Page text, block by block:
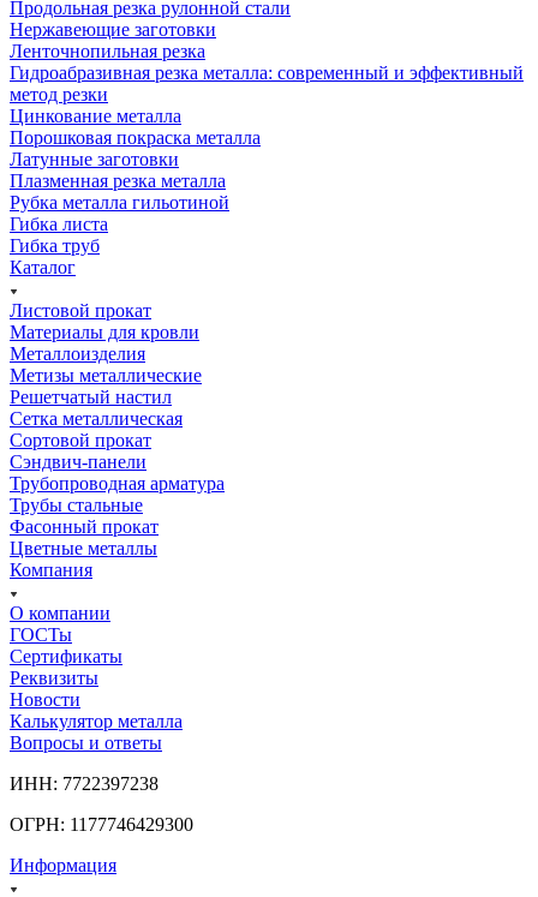
Продольная резка рулонной стали
Нержавеющие заготовки
Ленточнопильная резка
Гидроабразивная резка металла: современный и эффективный
метод резки
Цинкование металла
Порошковая покраска металла
Латунные заготовки
Плазменная резка металла
Рубка металла гильотиной
Гибка листа
Гибка труб
Каталог
Листовой прокат
Материалы для кровли
Металлоизделия
Метизы металлические
Решетчатый настил
Сетка металлическая
Сортовой прокат
Сэндвич-панели
Трубопроводная арматура
Трубы стальные
Фасонный прокат
Цветные металлы
Компания
О компании
ГОСТы
Сертификаты
Реквизиты
Новости
Калькулятор металла
Вопросы и ответы
ИНН: 7722397238
ОГРН: 1177746429300
Информация